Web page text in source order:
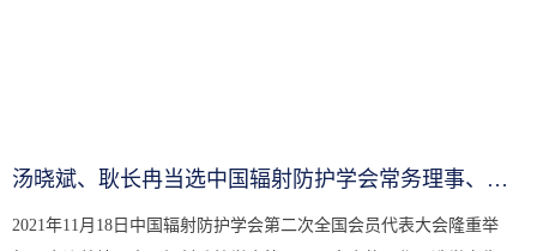
汤晓斌、耿长冉当选中国辐射防护学会常务理事、理事
2021年11月18日中国辐射防护学会第二次全国会员代表大会隆重举